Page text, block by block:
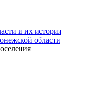
и их история
области